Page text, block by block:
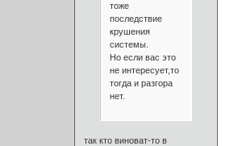
тоже
последствие
крушения
системы.
Но если вас это
не интересует,то
тогда и разгора
нет.
так кто виноват-то в